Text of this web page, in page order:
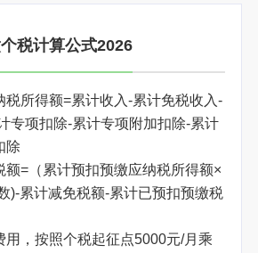
税计算公式2026
税所得额=累计收入-累计免税收入-
专项扣除-累计专项附加扣除-累计
除
额=（累计预扣预缴应纳税所得额×
)-累计减免税额-累计已预扣预缴税
用，按照个税起征点5000元/月乘